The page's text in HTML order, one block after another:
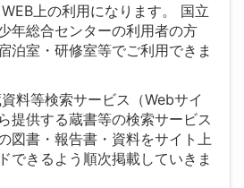
上の利用になります。 国立
年総合センターの利用者の方
泊室・研修室等でご利用できま
資料等検索サービス（Webサイ
提供する蔵書等の検索サービス
図書・報告書・資料をサイト上
できるよう順次掲載していきま